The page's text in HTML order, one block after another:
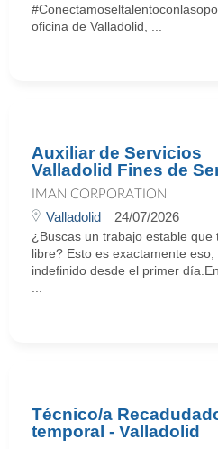
oficina de Valladolid, ...
Auxiliar de Servicios
Valladolid Fines de
IMAN CORPORATION
Valladolid 24/07/2026
¿Buscas un trabajo estable
libre? Esto es exactamente
indefinido desde el primer
Técnico/a
temporal - Valladolid